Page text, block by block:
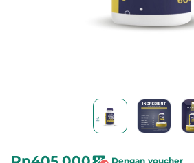
Dengan voucher